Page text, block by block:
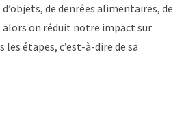
de denrées alimentaires, de
alors on réduit notre impact sur
les étapes, c’est-à-dire de sa